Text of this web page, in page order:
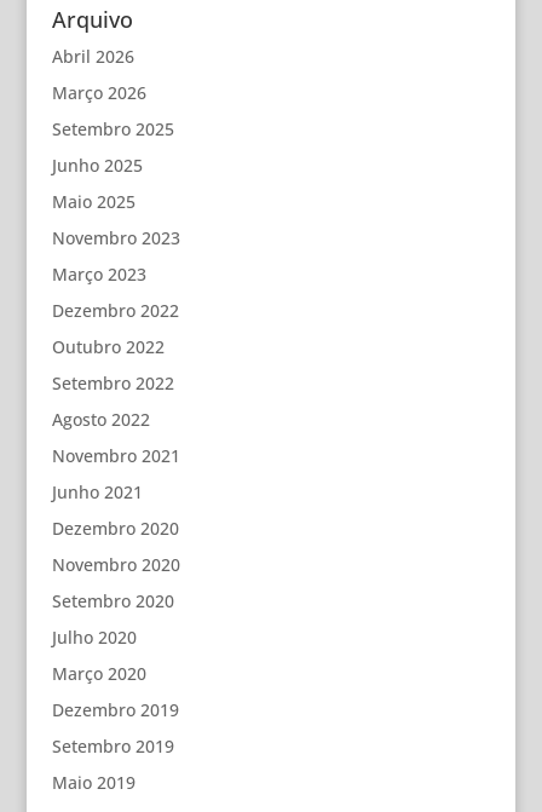
Arquivo
Abril 2026
Março 2026
Setembro 2025
Junho 2025
Maio 2025
Novembro 2023
Março 2023
Dezembro 2022
Outubro 2022
Setembro 2022
Agosto 2022
Novembro 2021
Junho 2021
Dezembro 2020
Novembro 2020
Setembro 2020
Julho 2020
Março 2020
Dezembro 2019
Setembro 2019
Maio 2019